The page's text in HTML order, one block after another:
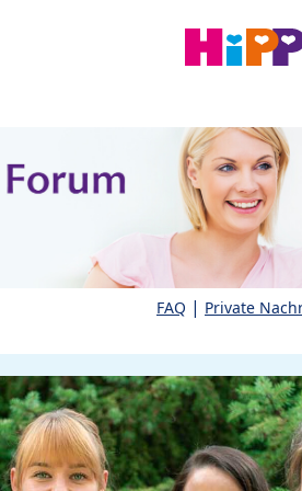
FAQ | Private